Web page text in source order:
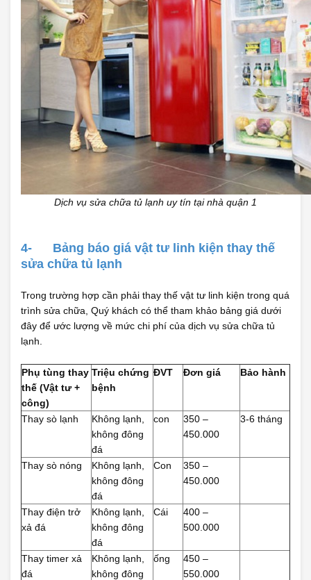
Dịch vụ sửa chữa tủ lạnh uy tín tại nhà quận 1
4- Bảng báo giá vật tư linh kiện thay thế
sửa chữa tủ lạnh
Trong trường hợp cần phải thay thế vật tư linh kiện trong quá
trình sửa chữa, Quý khách có thể tham khảo bảng giá dưới
đây để ước lượng về mức chi phí của dịch vụ sửa chữa tủ
lạnh.
Phụ tùng thay
thế (Vật tư +
công)
Triệu chứng
bệnh
ĐVT Đơn giá Bảo hành
Thay sò lạnh
Không lạnh,
không đông
đá
con
350 –
450.000
3-6 tháng
Thay sò nóng
Không lạnh,
không đông
đá
Con
350 –
450.000
Thay điện trở
xả đá
Không lạnh,
không đông
đá
Cái
400 –
500.000
Thay timer xả
đá
Không lạnh,
không đông
ống
450 –
550.000